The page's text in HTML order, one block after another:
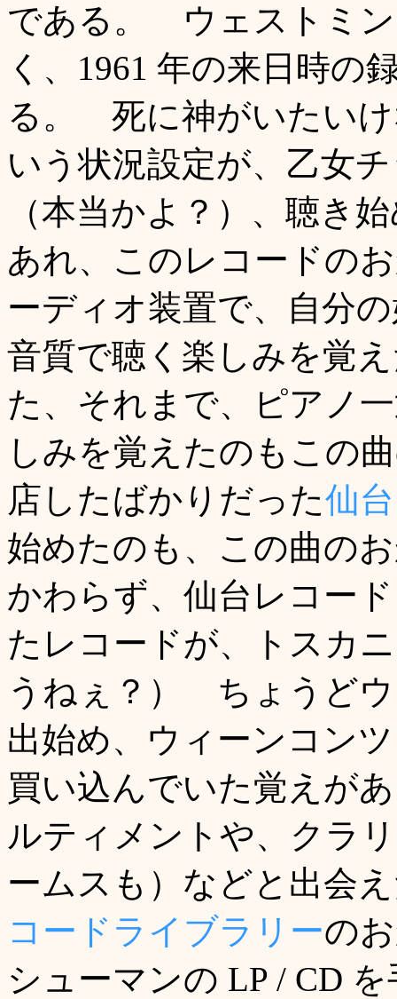
である。 ウェストミ
く、1961 年の来日時の
る。 死に神がいたい
いう状況設定が、乙女
（本当かよ？）、聴き
あれ、このレコードの
ーディオ装置で、自分
音質で聴く楽しみを覚
た、それまで、ピアノ
しみを覚えたのもこの
店したばかりだった仙
始めたのも、この曲の
かわらず、仙台レコー
たレコードが、トスカ
うねぇ？） ちょうど
出始め、ウィーンコン
買い込んでいた覚えが
ルティメントや、クラ
ームスも）などと出会
コードライブラリーの
シューマンの LP / CD